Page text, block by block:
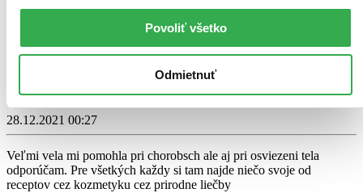
Povoliť všetko
Odmietnuť
Moje aktivity
Kristína Lencuchovanapísala recenziu
28.12.2021 00:27
Veľmi vela mi pomohla pri chorobsch ale aj pri osviezeni tela
odporúčam. Pre všetkých každy si tam najde niečo svoje od
receptov cez kozmetyku cez prirodne liečby